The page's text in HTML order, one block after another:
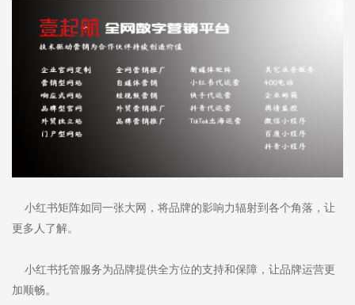
小红书矩阵如同一张大网，将品牌的影响力辐射到各个角落，让
更多人了解。
小红书托管服务为品牌提供全方位的支持和保障，让品牌运营更
加顺畅。